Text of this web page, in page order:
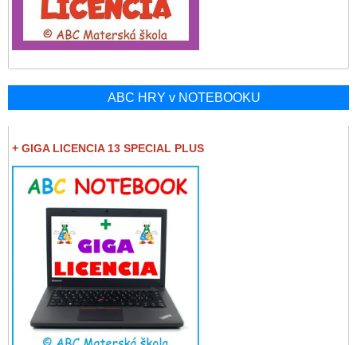
ABC HRY v NOTEBOOKU
+ GIGA LICENCIA 13 SPECIAL PLUS